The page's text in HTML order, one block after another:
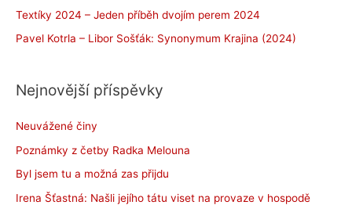
Textíky 2024 – Jeden příběh dvojím perem 2024
Pavel Kotrla – Libor Sošťák: Synonymum Krajina (2024)
Nejnovější příspěvky
Neuvážené činy
Poznámky z četby Radka Melouna
Byl jsem tu a možná zas přijdu
Irena Šťastná: Našli jejího tátu viset na provaze v hospodě